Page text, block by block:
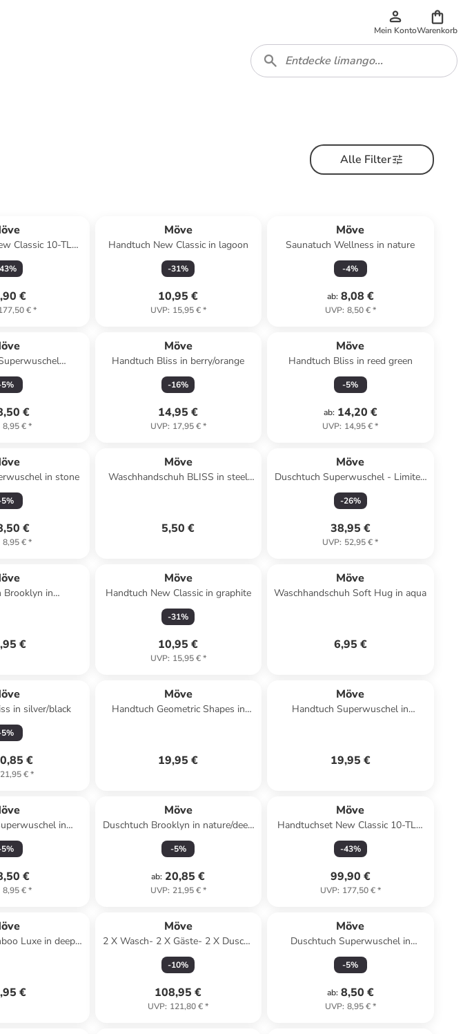
Mein KontoWarenkorb
Alle Filter
Classic 10-TLG
%
€
€*
Möve
Handtuch New Classic in lagoon
-31%
10,95 €
UVP: 15,95 €*
Möve
Saunatuch Wellness in nature
-4%
ab: 8,08 €
UVP: 8,50 €*
cm in tea
5%
€
8,95 €*
Möve
Handtuch Bliss in berry/orange
-16%
14,95 €
UVP: 17,95 €*
Möve
Handtuch Bliss in reed green
-5%
ab: 14,20 €
UVP: 14,95 €*
in stone
5%
€
8,95 €*
Möve
Waschhandschuh BLISS in steel
5,50 €
Möve
Duschtuch Superwuschel - Limited
Edition in yellow
-26%
38,95 €
UVP: 52,95 €*
Brooklyn in
€
Möve
Handtuch New Classic in graphite
-31%
10,95 €
UVP: 15,95 €*
Möve
Waschhandschuh Soft Hug in aqua
6,95 €
in silver/black
5%
€
21,95 €*
Möve
Handtuch Geometric Shapes in
19,95 €
Möve
Handtuch Superwuschel in
19,95 €
in
5%
€
8,95 €*
Möve
Duschtuch Brooklyn in nature/deep
sea
-5%
ab: 20,85 €
UVP: 21,95 €*
Möve
Handtuchset New Classic 10-TLG
in cornflower
-43%
99,90 €
UVP: 177,50 €*
Luxe in deep
€
Möve
2 X Wasch- 2 X Gäste- 2 X Dusch-
2 X Handtuch im Set Bliss in Reed
green
-10%
108,95 €
UVP: 121,80 €*
Möve
Duschtuch Superwuschel in
aquamarine
-5%
ab: 8,50 €
UVP: 8,95 €*